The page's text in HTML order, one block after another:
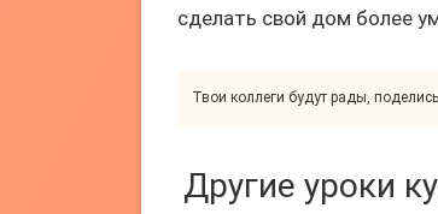
сделать свой дом более
Твои коллеги будут рады,
Другие уроки